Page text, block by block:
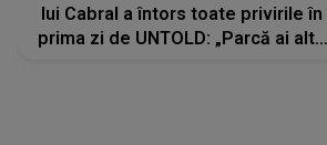
lui Cabral a întors toate privirile în
prima zi de UNTOLD: „Parcă ai altă